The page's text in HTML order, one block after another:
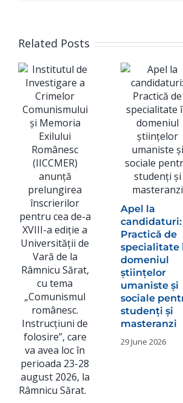
Related Posts
Apel la
candidaturi:
Practică de
specialitate
domeniul
științelor
umaniste și
sociale
studenți și
masteranzi
29 June 2026